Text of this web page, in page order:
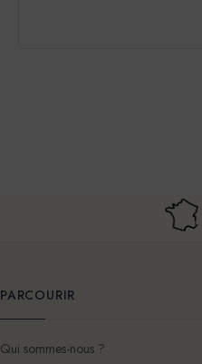
PARCOURIR
Qui sommes-nous ?